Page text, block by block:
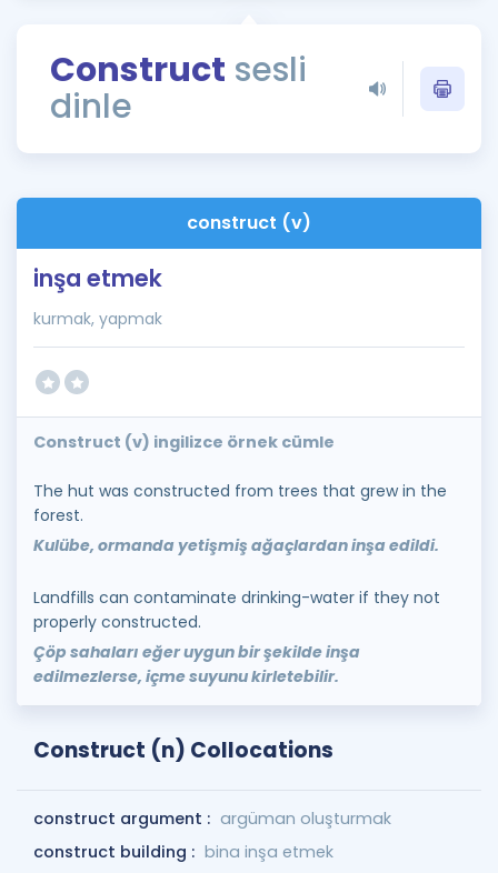
Rehberlik Aracı
ÖSYM Sınav Takvimi
İngilizce Gramer
Construct sesli
dinle
construct (v)
inşa etmek
kurmak, yapmak
Construct (v) ingilizce örnek cümle
The hut was constructed from trees that grew in the
forest.
Kulübe, ormanda yetişmiş ağaçlardan inşa edildi.
Landfills can contaminate drinking-water if they not
properly constructed.
Çöp sahaları eğer uygun bir şekilde inşa
edilmezlerse, içme suyunu kirletebilir.
Construct (n) Collocations
construct argument : argüman oluşturmak
construct building : bina inşa etmek